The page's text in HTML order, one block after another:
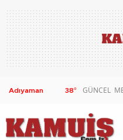
38° GÜNCEL